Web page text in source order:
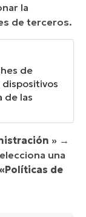
la
de terceros.
de
de las
» →
una
«Políticas de